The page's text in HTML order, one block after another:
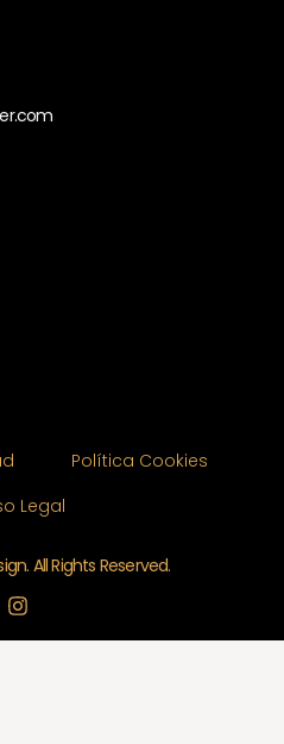
Política Cookies
Legal
All Rights Reserved.